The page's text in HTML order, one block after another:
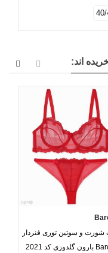
40/
اند:
و سوتین توری فنردار
Barone بارون گلدوزی کد 2021